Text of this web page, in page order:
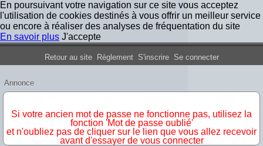
En poursuivant votre navigation sur ce site vous acceptez
l'utilisation de cookies destinés à vous offrir un meilleur service
ou encore à réaliser des analyses de fréquentation du site
En savoir plus J'accepte
Forum Iron Maiden France
Retour au site Règlement S'inscrire Se connecter
Annonce
Si votre ancien mot de passe ne fonctionne pas, utilisez la
fonction 'Mot de passe oublié'
et n'oubliez pas de cliquer sur le lien que vous allez recevoir
avant d'essayer de vous connecter